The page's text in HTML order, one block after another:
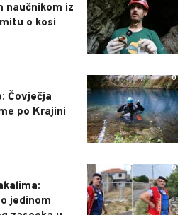
naučnikom iz
o kosi
0
Čovječja
po Krajini
0
jedinom